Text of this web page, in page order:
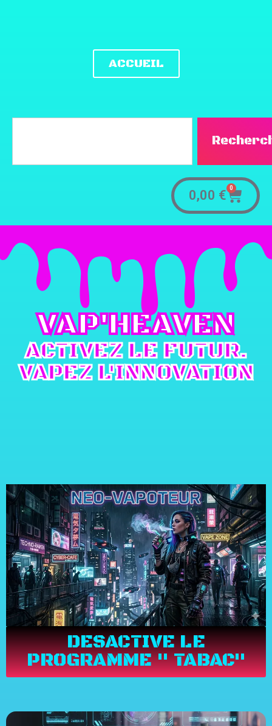
ACCUEIL
0,00 € 0
VAP'HEAVEN
ACTIVEZ LE FUTUR.
VAPEZ L'INNOVATION
DESACTIVE LE
PROGRAMME " TABAC"